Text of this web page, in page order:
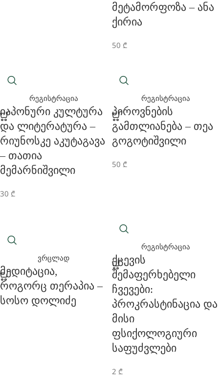
Მეტამორფოზა – Ანა
Ქირია
50 ₾
რეგისტრაცია
Იაპონური Კულტურა
Და Ლიტერატურა –
Რიუნოსკე Აკუტაგავა
– Თათია
Მემარნიშვილი
30 ₾
რეგისტრაცია
Პიროვნების
Გამთლიანება – Თეა
Გოგოტიშვილი
50 ₾
ვრცლად
Მედიტაცია,
Როგორც Თერაპია –
Სოსო Დოლიძე
რეგისტრაცია
Ქცევის
Შემაფერხებელი
Ჩვევები:
Პროკრასტინაცია Და
Მისი
Ფსიქოლოგიური
Საფუძვლები
2 ₾